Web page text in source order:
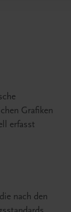
Grafiken
erfasst
nach den